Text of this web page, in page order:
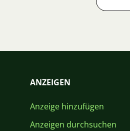
ANZEIGEN
Anzeige hinzufügen
Anzeigen durchsuchen